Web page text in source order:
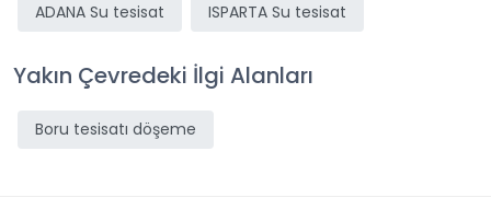
ADANA Su tesisat ISPARTA Su tesisat
Yakın Çevredeki İlgi Alanları
Boru tesisatı döşeme